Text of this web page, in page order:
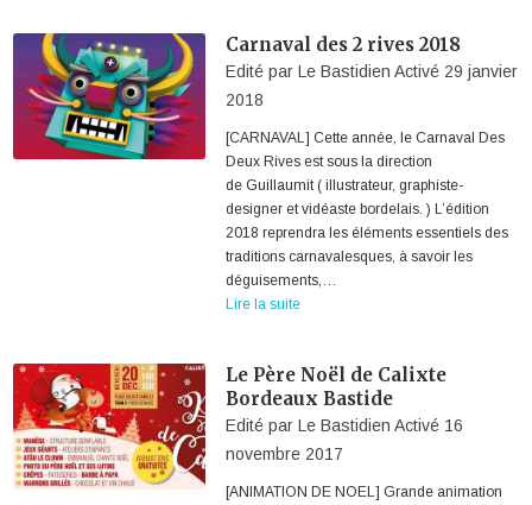
Carnaval des 2 rives 2018
Edité par Le Bastidien Activé 29 janvier
2018
[CARNAVAL] Cette année, le Carnaval Des
Deux Rives est sous la direction
de Guillaumit ( illustrateur, graphiste-
designer et vidéaste bordelais. ) L’édition
2018 reprendra les éléments essentiels des
traditions carnavalesques, à savoir les
déguisements,…
Lire la suite
Le Père Noël de Calixte
Bordeaux Bastide
Edité par Le Bastidien Activé 16
novembre 2017
[ANIMATION DE NOEL] Grande animation